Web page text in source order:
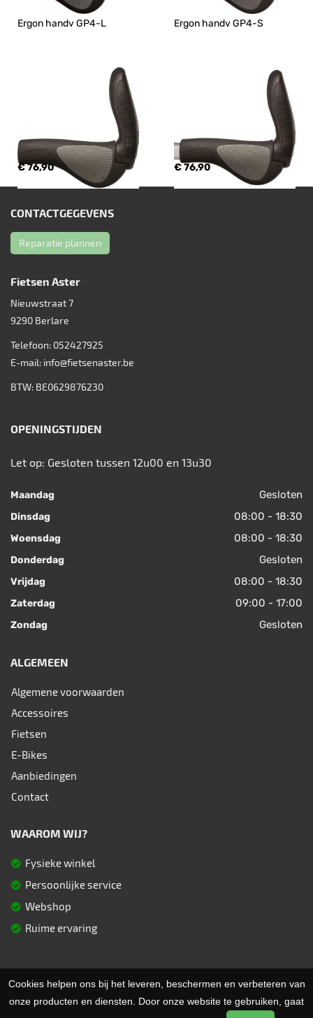
Ergon handv GP4-L
€ 76,90
Ergon handv GP4-S
€ 76,90
CONTACTGEGEVENS
Reparatie plannen
Fietsen Aster
Nieuwstraat 7
9290 Berlare
Telefoon: 052427925
E-mail: info@fietsenaster.be
BTW: BE0629876230
OPENINGSTIJDEN
Let op: Gesloten tussen 12u00 en 13u30
Maandag Gesloten
Dinsdag 08:00 - 18:30
Woensdag 08:00 - 18:30
Donderdag Gesloten
Vrijdag 08:00 - 18:30
Zaterdag 09:00 - 17:00
Zondag Gesloten
ALGEMEEN
Algemene voorwaarden
Accessoires
Fietsen
E-Bikes
Aanbiedingen
Contact
WAAROM WIJ?
Fysieke winkel
Persoonlijke service
Webshop
Ruime ervaring
© 2026 Fietsen Aster. Ondersteund doorSitePack ®
Uw fietsspecialist in Berlare
Cookies helpen ons bij het leveren, beschermen en verbeteren van
onze producten en diensten. Door onze website te gebruiken, gaat